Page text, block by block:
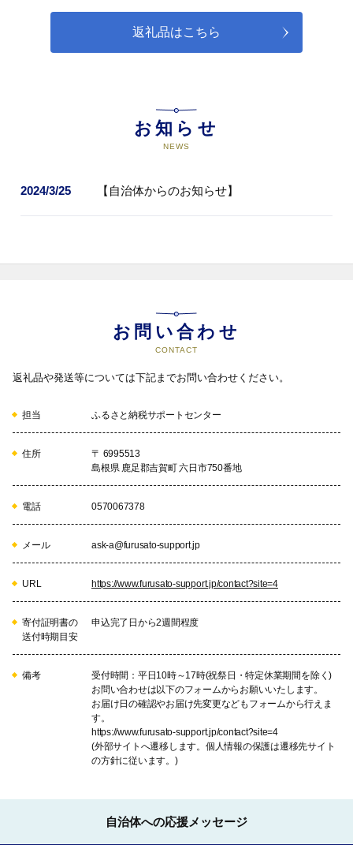
返礼品はこちら
お知らせ
NEWS
2024/3/25 【自治体からのお知らせ】
お問い合わせ
CONTACT
返礼品や発送等については下記までお問い合わせください。
担当 ふるさと納税サポートセンター
住所
〒 6995513
島根県 鹿足郡吉賀町 六日市750番地
電話 0570067378
メール ask-a@furusato-support.jp
URL https://www.furusato-support.jp/contact?site=4
寄付証明書の
送付時期目安
申込完了日から2週間程度
備考
受付時間：平日10時～17時(祝祭日・特定休業期間を除く)
お問い合わせは以下のフォームからお願いいたします。
お届け日の確認やお届け先変更などもフォームから行えま
す。
https://www.furusato-support.jp/contact?site=4
(外部サイトへ遷移します。個人情報の保護は遷移先サイト
の方針に従います。)
自治体への応援メッセージ